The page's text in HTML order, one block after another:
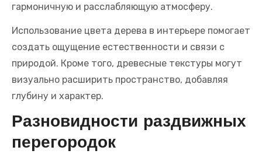
гармоничную и расслабляющую атмосферу.
Использование цвета дерева в интерьере помогает
создать ощущение естественности и связи с
природой. Кроме того, древесные текстуры могут
визуально расширить пространство, добавляя
глубину и характер.
Разновидности раздвижных
перегородок